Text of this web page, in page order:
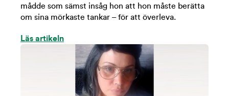
mådde som sämst insåg hon att hon måste berätta
om sina mörkaste tankar – för att överleva.
Läs artikeln